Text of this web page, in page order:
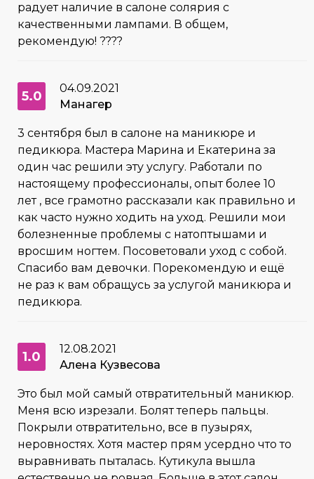
радует наличие в салоне солярия с
качественными лампами. В общем,
рекомендую! ????
5.0
04.09.2021
Манагер
3 сентября был в салоне на маникюре и
педикюра. Мастера Марина и Екатерина за
один час решили эту услугу. Работали по
настоящему профессионалы, опыт более 10
лет , все грамотно рассказали как правильно и
как часто нужно ходить на уход. Решили мои
болезненные проблемы с натоптышами и
вросшим ногтем. Посоветовали уход с собой.
Спасибо вам девочки. Порекомендую и ещё
не раз к вам обращусь за услугой маникюра и
педикюра.
1.0
12.08.2021
Алена Кузвесова
Это был мой самый отвратительный маникюр.
Меня всю изрезали. Болят теперь пальцы.
Покрыли отвратительно, все в пузырях,
неровностях. Хотя мастер прям усердно что то
выравнивать пыталась. Кутикула вышла